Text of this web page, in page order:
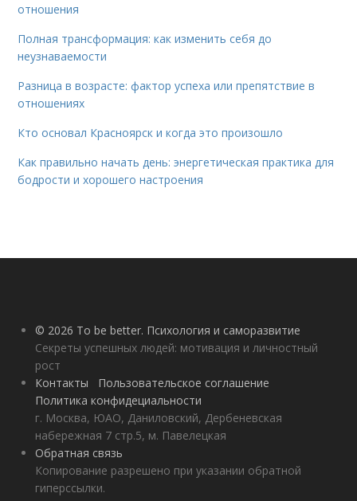
отношения
Полная трансформация: как изменить себя до
неузнаваемости
Разница в возрасте: фактор успеха или препятствие в
отношениях
Кто основал Красноярск и когда это произошло
Как правильно начать день: энергетическая практика для
бодрости и хорошего настроения
© 2026 To be better. Психология и саморазвитие
Секреты успешных людей: мотивация и личностный
рост
Контакты
Пользовательское соглашение
Политика конфидециальности
г. Москва, ЮАО, Даниловский, Дербеневская
набережная 7 стр.5, м. Павелецкая
Обратная связь
Копирование разрешено при указании обратной
гиперссылки.